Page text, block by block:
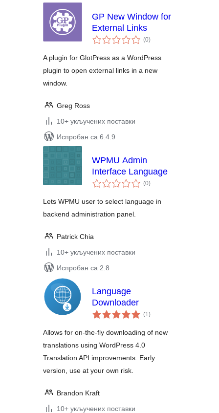
GP New Window for
External Links
(0укупних
оцена
)
A plugin for GlotPress as a WordPress
plugin to open external links in a new
window.
Greg Ross
10+ укључених поставки
Испробан са 6.4.9
WPMU Admin
Interface Language
(0укупних
оцена
)
Lets WPMU user to select language in
backend administration panel.
Patrick Chia
10+ укључених поставки
Испробан са 2.8
Language
Downloader
(1укупних
оцена
)
Allows for on-the-fly downloading of new
translations using WordPress 4.0
Translation API improvements. Early
version, use at your own risk.
Brandon Kraft
10+ укључених поставки